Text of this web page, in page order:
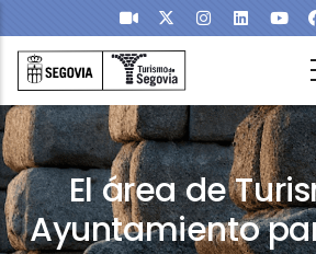
Skip to main content
El área de
Ayuntamiento